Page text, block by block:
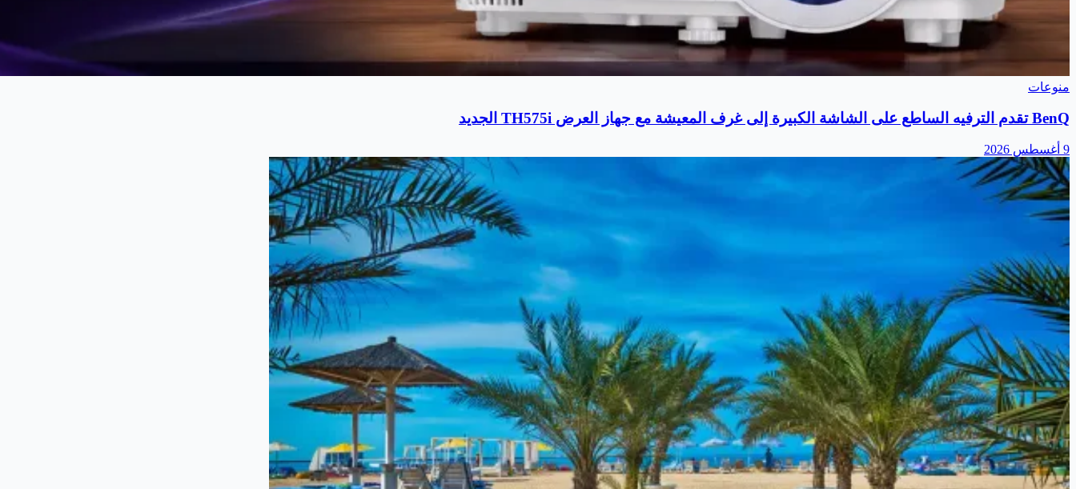
منوعات
BenQ تقدم الترفيه الساطع على الشاشة الكبيرة إلى غرف المعيشة مع جهاز العرض TH575i الجديد
9 أغسطس 2026